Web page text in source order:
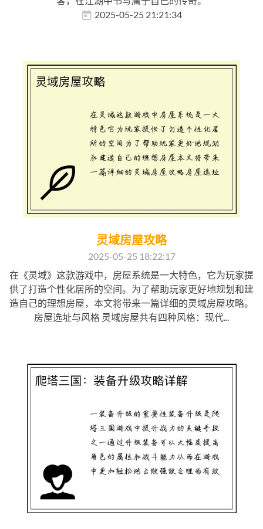
2025-05-25 21:21:34
灵域房屋攻略
2025-05-25 18:22:17
在《灵域》这款游戏中，房屋系统是一大特色，它为玩家提
供了打造个性化居所的空间。为了帮助玩家更好地规划和建
造自己的理想房屋，本文将带来一篇详细的灵域房屋攻略。
房屋选址与风格 灵域房屋共有四种风格：现代...